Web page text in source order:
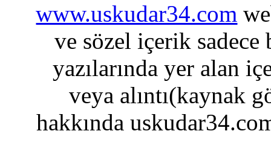
www.uskudar34.com
ve sözel içerik sadece
yazılarında yer alan
veya alıntı(kaynak
hakkında